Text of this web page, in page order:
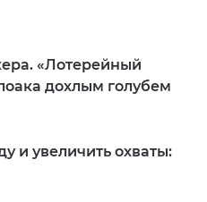
«Лотерейный
дохлым голубем
и увеличить охваты: